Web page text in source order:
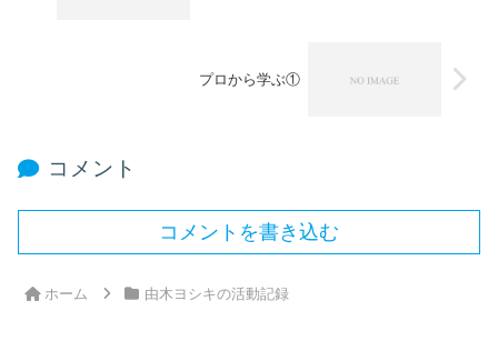
プロから学ぶ①
コメント
コメントを書き込む
ホーム 由木ヨシキの活動記録